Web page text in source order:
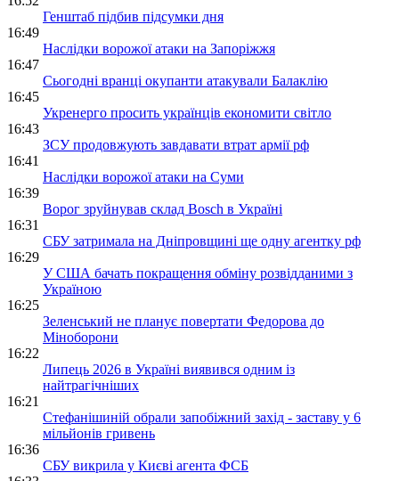
Генштаб підбив підсумки дня
16:49
Наслідки ворожої атаки на Запоріжжя
16:47
Сьогодні вранці окупанти атакували Балаклію
16:45
Укренерго просить українців економити світло
16:43
ЗСУ продовжують завдавати втрат армії рф
16:41
Наслідки ворожої атаки на Суми
16:39
Ворог зруйнував склад Bosch в Україні
16:31
СБУ затримала на Дніпровщині ще одну агентку рф
16:29
У США бачать покращення обміну розвідданими з
Україною
16:25
Зеленський не планує повертати Федорова до
Міноборони
16:22
Липець 2026 в Україні виявився одним із
найтрагічніших
16:21
Стефанішиній обрали запобіжний захід - заставу у 6
мільйонів гривень
16:36
СБУ викрила у Києві агента ФСБ